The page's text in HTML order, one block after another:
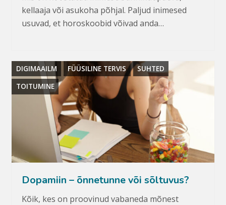
kellaaja või asukoha põhjal. Paljud inimesed
usuvad, et horoskoobid võivad anda…
DIGIMAAILM FÜÜSILINE TERVIS
SUHTED
TOITUMINE
Dopamiin – õnnetunne või sõltuvus?
Kõik, kes on proovinud vabaneda mõnest